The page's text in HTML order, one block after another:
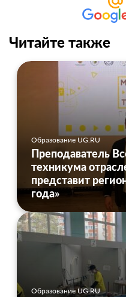
Читайте также
Образование UG.RU
Преподаватель
техникума
представит
года»
Образование UG.RU